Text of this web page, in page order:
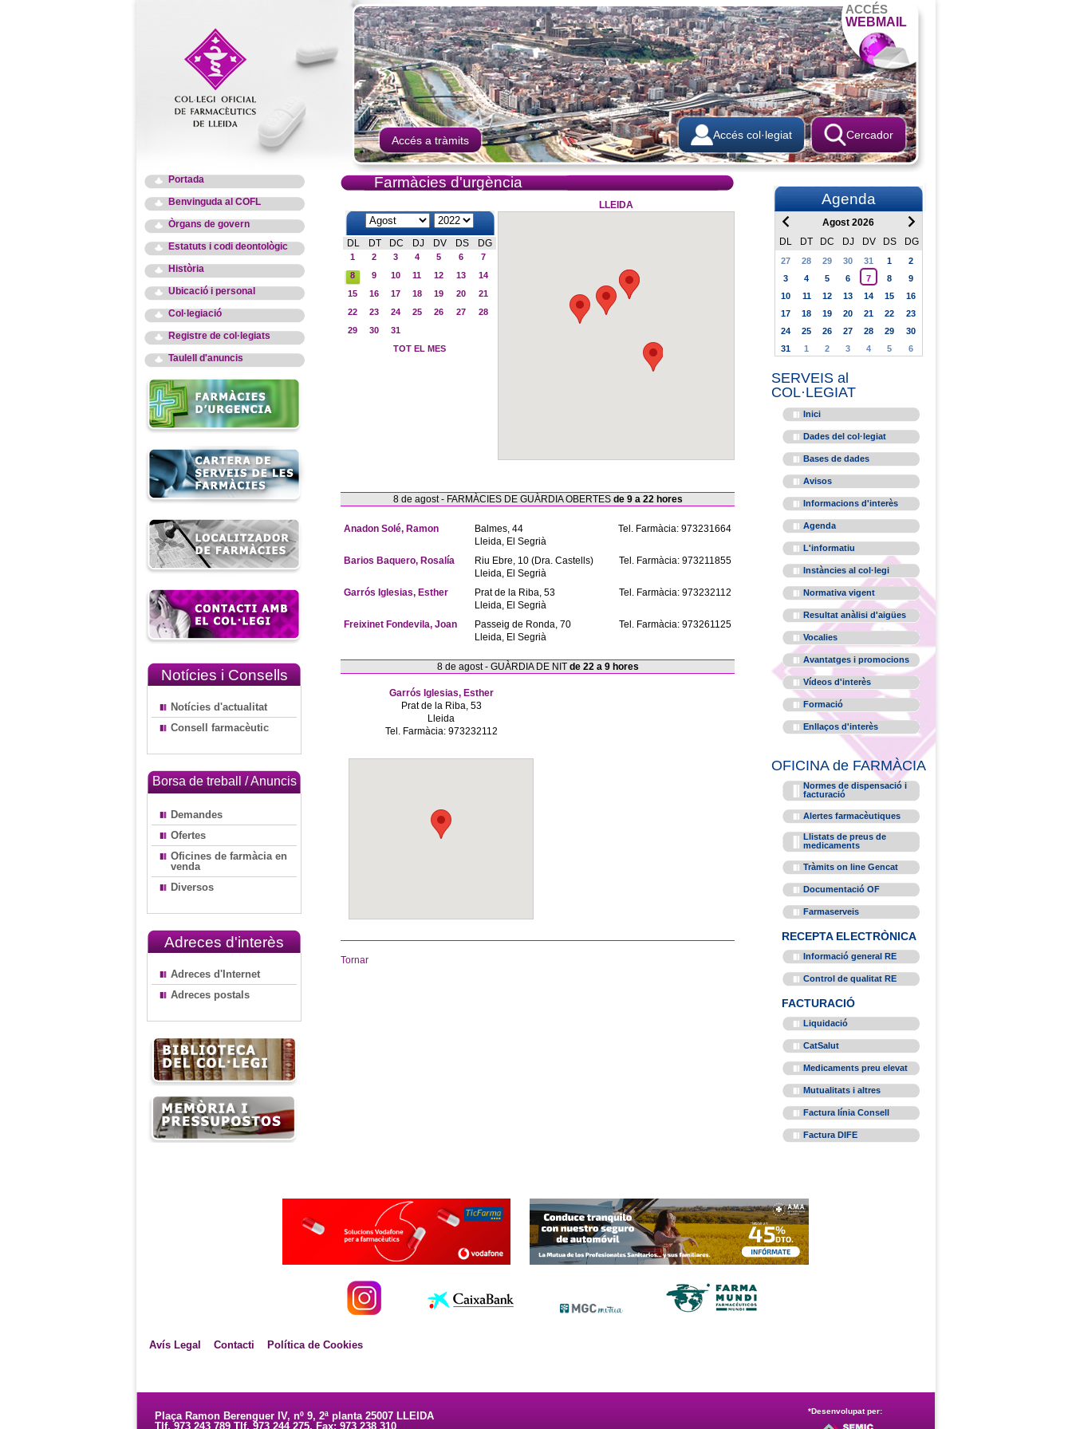
ACCÉS
WEBMAIL
Accés a tràmits Cercador
Accés col·legiat
Portada
Benvinguda al COFL
Òrgans de govern
Estatuts i codi deontològic
Història
Ubicació i personal
Col·legiació
Registre de col·legiats
Taulell d'anuncis
Notícies i Consells
Notícies d'actualitat
Consell farmacèutic
Borsa de treball / Anuncis
Demandes
Ofertes
Oficines de farmàcia en
venda
Diversos
Adreces d'interès
Adreces d'Internet
Adreces postals
Farmàcies d'urgència
DL DT DC DJ DV DS DG
1 2 3 4 5 6
7
8
9 10 11 12 13
14
15
16 17 18 19 20
21
22
23 24 25 26 27
28
29
30
31
TOT EL MES
LLEIDA
8 de agost - FARMÀCIES DE GUÀRDIA OBERTES de 9 a 22 hores
Anadon Solé, Ramon
Balmes, 44
Lleida, El Segrià
Tel. Farmàcia: 973231664
Barios Baquero, Rosalía
Riu Ebre, 10 (Dra. Castells)
Lleida, El Segrià
Tel. Farmàcia: 973211855
Garrós Iglesias, Esther
Prat de la Riba, 53
Lleida, El Segrià
Tel. Farmàcia: 973232112
Freixinet Fondevila, Joan
Passeig de Ronda, 70
Lleida, El Segrià
Tel. Farmàcia: 973261125
8 de agost - GUÀRDIA DE NIT de 22 a 9 hores
Garrós Iglesias, Esther
Prat de la Riba, 53
Lleida
Tel. Farmàcia: 973232112
Tornar
Agenda
Agost 2026
DL
DT DC DJ DV DS DG
27 28 29 30 31 1
2
3
4 5 6 7 8
9
10
11 12 13 14 15
16
17
18 19 20 21 22
23
24
25 26 27 28 29
30
31
1 2 3 4 5 6
SERVEIS al
COL·LEGIAT
Inici
Dades del col·legiat
Bases de dades
Avisos
Informacions d'interès
Agenda
L'informatiu
Instàncies al col·legi
Normativa vigent
Resultat anàlisi d'aigües
Vocalies
Avantatges i promocions
Vídeos d'interès
Formació
Enllaços d'interès
OFICINA de FARMÀCIA
Normes de dispensació i
facturació
Alertes farmacèutiques
Llistats de preus de
medicaments
Tràmits on line Gencat
Documentació OF
Farmaserveis
RECEPTA ELECTRÒNICA
Informació general RE
Control de qualitat RE
FACTURACIÓ
Liquidació
CatSalut
Medicaments preu elevat
Mutualitats i altres
Factura línia Consell
Factura DIFE
Avís Legal Contacti Política de Cookies
Plaça Ramon Berenguer IV, nº 9, 2ª planta 25007 LLEIDA
Tlf. 973 243 789 Tlf. 973 244 275. Fax: 973 238 310
*Desenvolupat per: